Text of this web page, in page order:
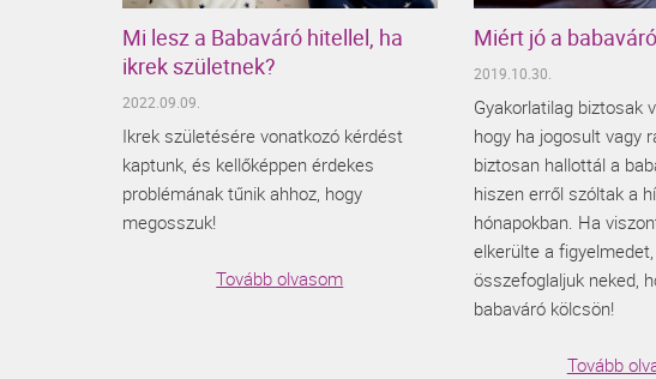
Mi lesz a Babaváró hitellel, ha
ikrek születnek?
2022.09.09.
Ikrek születésére vonatkozó kérdést
kaptunk, és kellőképpen érdekes
problémának tűnik ahhoz, hogy
megosszuk!
Tovább olvasom
Miért jó a
2019.10.30.
Gyakorlatilag biztosak
hogy ha jogosult vagy
biztosan hallottál a
hiszen erről szóltak a
hónapokban. Ha
elkerülte a
összefoglaljuk neked,
babaváró kölcsön!
Tovább